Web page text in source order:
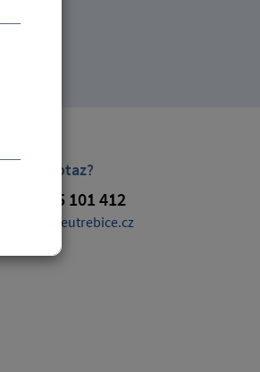
Máte dotaz?
+420 725 101 412